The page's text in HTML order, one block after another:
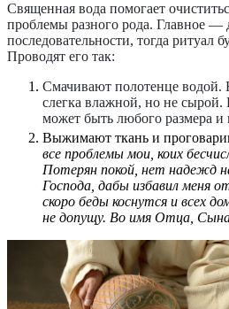
Священная вода помогает
проблемы разного рода. Главное —
последовательности, тогда ритуал
Проводят его так:
Смачивают полотенце водой.
слегка влажной, но не
может быть любого размера и
Выжимают ткань и
все проблемы мои, коих
Потерян покой, нет надежд
Господа, дабы избавил меня
скоро беды коснутся и всех
не допущу. Во имя Отца,